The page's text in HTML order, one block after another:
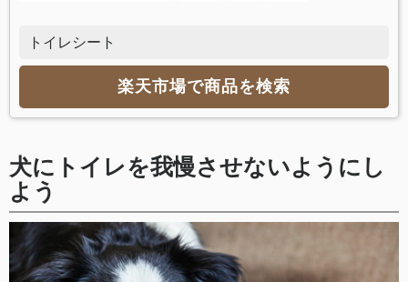
トイレシート
楽天市場で商品を検索
犬にトイレを我慢させないようにし
よう